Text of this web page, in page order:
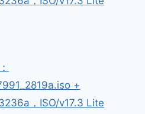
+
，ISO/v17.3 Lite